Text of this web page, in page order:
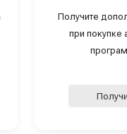
Получите
при покупке